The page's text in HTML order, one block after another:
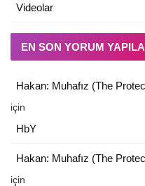
Videolar
EN SON YORUM
Hakan: Muhafız (The
için
HbY
Hakan: Muhafız (The
için